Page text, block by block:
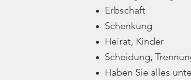
Erbschaft
Schenkung
Heirat, Kinder
Scheidung,
Haben Sie alles